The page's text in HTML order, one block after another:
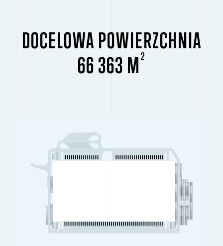
DOCELOWA POWIERZCHNIA
66 363 M 2